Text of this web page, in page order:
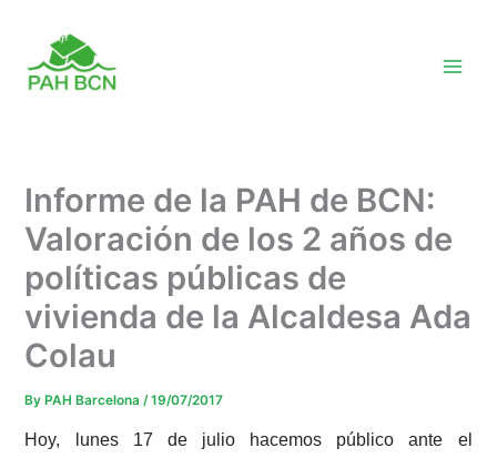
content
Informe de la PAH de BCN:
Valoración de los 2 años de
políticas públicas de
vivienda de la Alcaldesa Ada
Colau
By PAH Barcelona/19/07/2017
Hoy, lunes 17 de julio hacemos público ante el